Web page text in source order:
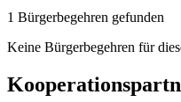
1 Bürgerbegehren gefunden
Keine Bürgerbegehren für